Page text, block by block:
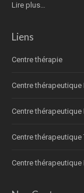
Lire plus…
Liens
Centre thérapie
Centre thérapeutique
Centre thérapeutique
Centre thérapeutique
Centre thérapeutique